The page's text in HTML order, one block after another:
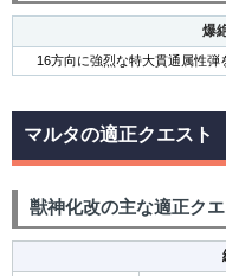
爆
16方向に強烈な特大貫通属性弾
マルタの適正クエスト
獣神化改の主な適正クエ